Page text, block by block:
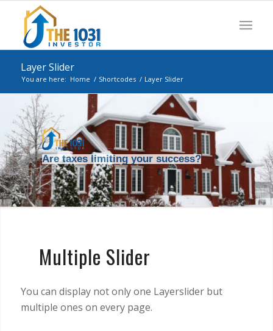
Layer Slider
You are here: Home / Shortcodes / Layer Slider
Are taxes limiting your success?
Multiple Slider
You can display not only one Layerslider but
multiple ones on every page.